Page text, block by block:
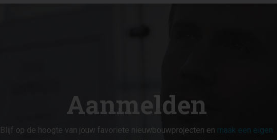
Aanmelden
Blijf op de hoogte van jouw favoriete nieuwbouwprojecten en maak een eigen